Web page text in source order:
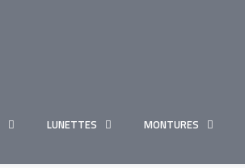
LUNETTES MONTURES